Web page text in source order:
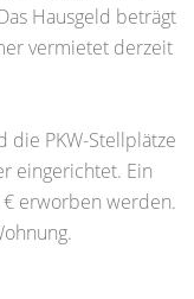
Hausgeld beträgt
vermietet derzeit
die PKW-Stellplätze
eingerichtet. Ein
€ erworben werden.